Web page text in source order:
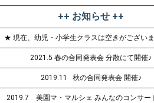
++ お知らせ ++
★ 現在、幼児・小学生クラスは空きがござい
2021.5 春の合同発表会 分散にて開催♪
2019.11 秋の合同発表会 開催♪
2019.7 美園マ・マルシェ みんなのコンサー